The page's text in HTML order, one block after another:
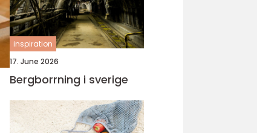
inspiration
17. June 2026
Bergborrning i sverige